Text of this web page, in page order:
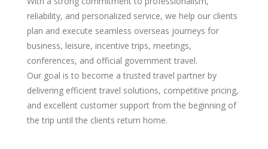
reliability, and personalized service, we help our clients
plan and execute seamless overseas journeys for
business, leisure, incentive trips, meetings,
conferences, and official government travel.
Our goal is to become a trusted travel partner by
delivering efficient travel solutions, competitive pricing,
and excellent customer support from the beginning of
the trip until the clients return home.